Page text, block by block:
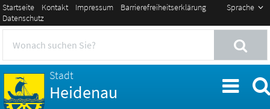
Sprache
Startseite Kontakt Impressum
Barrierefreiheitserklärung
Datenschutz
Stadt
Heidenau